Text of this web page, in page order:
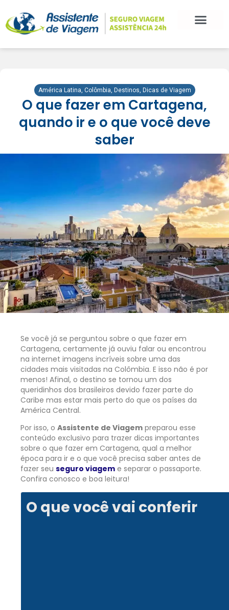
América Latina, Colômbia, Destinos, Dicas de Viagem
O que fazer em Cartagena,
quando ir e o que você deve
saber
Se você já se perguntou sobre o que fazer em
Cartagena, certamente já ouviu falar ou encontrou
na internet imagens incríveis sobre uma das
cidades mais visitadas na Colômbia. E isso não é por
menos! Afinal, o destino se tornou um dos
queridinhos dos brasileiros devido fazer parte do
Caribe mas estar mais perto do que os países da
América Central.
Por isso, o Assistente de Viagem preparou esse
conteúdo exclusivo para trazer dicas importantes
sobre o que fazer em Cartagena, qual a melhor
época para ir e o que você precisa saber antes de
fazer seu seguro viagem e separar o passaporte.
Confira conosco e boa leitura!
O que você vai conferir